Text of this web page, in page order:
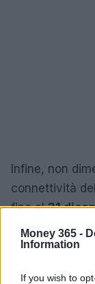
Money 365 -
Information
If you wish to
Infine, non
connettività
fino al31
ulteriore
iniziative